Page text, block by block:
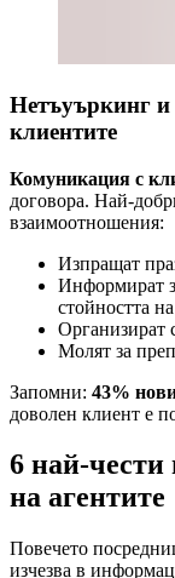
Нетъуъркинг и
клиентите
Комуникация с
договора. Най-
взаимоотношения:
Изпращат
Информират
стойността
Организират
Молят за
Запомни: 43%
доволен клиент е
6 най-
на агентите
Повечето
изчезва в